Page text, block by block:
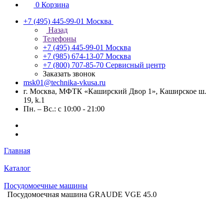
0 Корзина
+7 (495) 445-99-01 Москва
Назад
Телефоны
+7 (495) 445-99-01 Москва
+7 (985) 674-13-07 Москва
+7 (800) 707-85-70 Сервисный центр
Заказать звонок
msk01@technika-vkusa.ru
г. Москва, МФТК «Каширский Двор 1», Каширское ш.
19, k.1
Пн. – Вс.: с 10:00 - 21:00
Главная
Каталог
Посудомоечные машины
Посудомоечная машина GRAUDE VGE 45.0